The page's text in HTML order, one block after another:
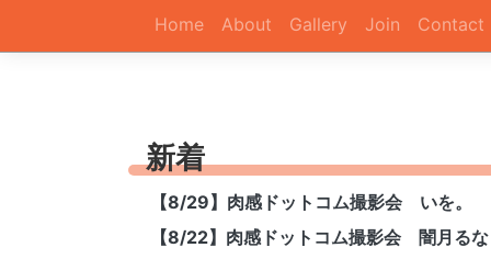
Home About Gallery Join Contact
新着
【8/29】肉感ドットコム撮影会 いを。
【8/22】肉感ドットコム撮影会 闇月るな